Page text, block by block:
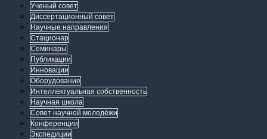
Ученый совет
Диссертационный совет
Научные направления
Стационар
Семинары
Публикации
Инновации
Оборудование
Интеллектуальная собственность
Научная школа
Совет научной молодёжи
Конференции
Экспедиции